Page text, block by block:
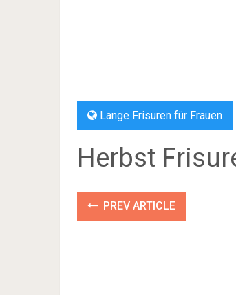
Lange Frisuren für Frauen
Herbst
PREV ARTICLE